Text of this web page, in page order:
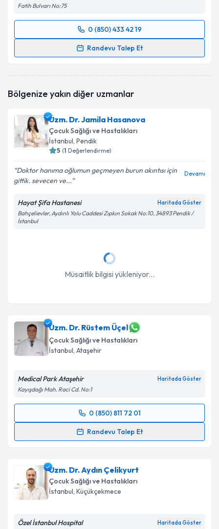
Fatih Bulvarı No:75
0 (850) 433 42 19
Randevu Talep Et
Randevu Takvimi Talebi
takvimi talebi oluşturun. Size bu uzmandan randevu
bilgilendireceğiz.
E-posta Adresiniz
Kişisel verilerimin işlenmesine ilişkinAydınlatma
Metni'ni okudum ve kişisel verilerimin belirtilen
kapsamda işlenmesini kabul ediyorum.
Takvim Talebini Gönder
Bölgenize yakın diğer uzmanlar
Uzm. Dr. Jamila Hasanova
Çocuk Sağlığı ve Hastalıkları
İstanbul, Pendik
5 (1 Değerlendirme)
Doktor hanıma oğlumun geçmeyen burun akıntısı için
gittik. sevecen ve...
Devamı
Hayat Şifa Hastanesi Haritada Göster
Bahçelievler, Aydınlı Yolu Caddesi Zıpkın Sokak No:10, 34893 Pendik /
İstanbul
Müsaitlik bilgisi yükleniyor...
Uzm. Dr. Rüstem Üçel
Çocuk Sağlığı ve Hastalıkları
İstanbul, Ataşehir
Medical Park Ataşehir Haritada Göster
Kayışdağı Mah. Raci Cd. No:1
0 (850) 811 72 01
Randevu Talep Et
Randevu Takvimi Talebi
takvim hazırlandığında e-posta ile bilgilendireceğiz.
E-posta Adresiniz
Uzm. Dr. Aydın Çelikyurt
Çocuk Sağlığı ve Hastalıkları
İstanbul, Küçükçekmece
Özel İstanbul Hospital Haritada Göster